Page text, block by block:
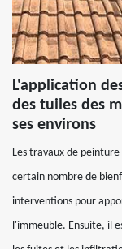
L'application
des tuiles des
ses environs
Les travaux de
certain nombre de
interventions pour
l'immeuble. Ensuite, il